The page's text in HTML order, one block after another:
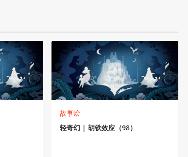
故事烩
轻奇幻 | 胡铁效应（98）